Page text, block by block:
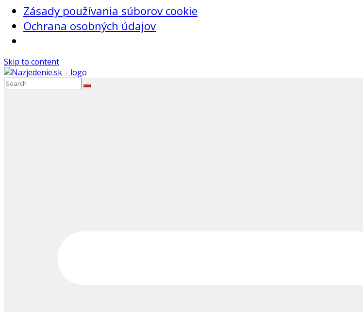
Zásady používania súborov cookie
Ochrana osobných údajov
Skip to content